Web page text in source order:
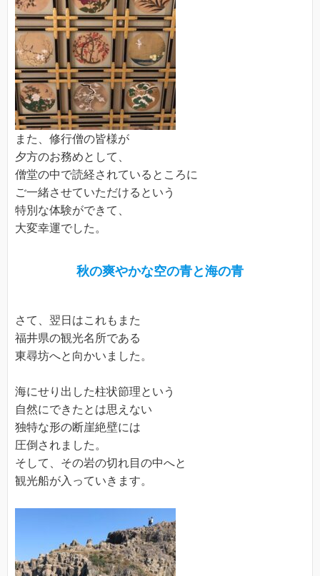
また、修行僧の皆様が
夕方のお務めとして、
僧堂の中で読経されているところに
ご一緒させていただけるという
特別な体験ができて、
大変幸運でした。
秋の爽やかな空の青と海の青
さて、翌日はこれもまた
福井県の観光名所である
東尋坊へと向かいました。
海にせり出した柱状節理という
自然にできたとは思えない
独特な形の断崖絶壁には
圧倒されました。
そして、その岩の切れ目の中へと
観光船が入っていきます。